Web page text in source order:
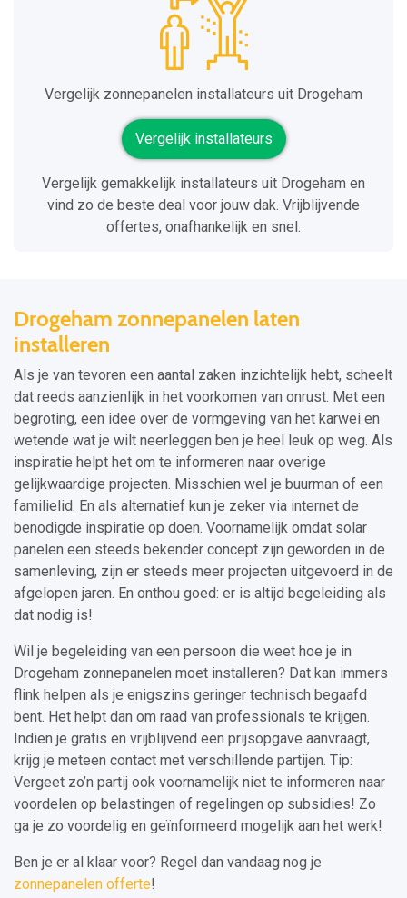
Vergelijk zonnepanelen installateurs uit Drogeham
Vergelijk installateurs
Vergelijk gemakkelijk installateurs uit Drogeham en
vind zo de beste deal voor jouw dak. Vrijblijvende
offertes, onafhankelijk en snel.
Drogeham zonnepanelen laten
installeren
Als je van tevoren een aantal zaken inzichtelijk hebt, scheelt
dat reeds aanzienlijk in het voorkomen van onrust. Met een
begroting, een idee over de vormgeving van het karwei en
wetende wat je wilt neerleggen ben je heel leuk op weg. Als
inspiratie helpt het om te informeren naar overige
gelijkwaardige projecten. Misschien wel je buurman of een
familielid. En als alternatief kun je zeker via internet de
benodigde inspiratie op doen. Voornamelijk omdat solar
panelen een steeds bekender concept zijn geworden in de
samenleving, zijn er steeds meer projecten uitgevoerd in de
afgelopen jaren. En onthou goed: er is altijd begeleiding als
dat nodig is!
Wil je begeleiding van een persoon die weet hoe je in
Drogeham zonnepanelen moet installeren? Dat kan immers
flink helpen als je enigszins geringer technisch begaafd
bent. Het helpt dan om raad van professionals te krijgen.
Indien je gratis en vrijblijvend een prijsopgave aanvraagt,
krijg je meteen contact met verschillende partijen. Tip:
Vergeet zo’n partij ook voornamelijk niet te informeren naar
voordelen op belastingen of regelingen op subsidies! Zo
ga je zo voordelig en geïnformeerd mogelijk aan het werk!
Ben je er al klaar voor? Regel dan vandaag nog je
zonnepanelen offerte!